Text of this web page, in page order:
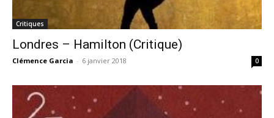
Critiques
Londres – Hamilton (Critique)
Clémence Garcia - 6 janvier 2018 0